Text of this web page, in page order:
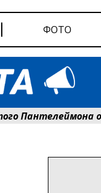
ФОТО
Пантелеймона